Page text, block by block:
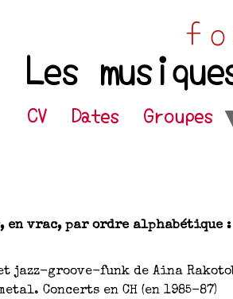
Les
CV Dates Groupes
en vrac, par ordre alphabétique :
jazz-groove-funk de Aina
Concerts en CH (en 1985-87)